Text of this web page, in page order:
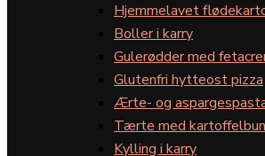
Hjemmelavet
Boller i karry
Gulerødder med
Glutenfri hytteost pizza
Ærte- og
Tærte med
Kylling i karry